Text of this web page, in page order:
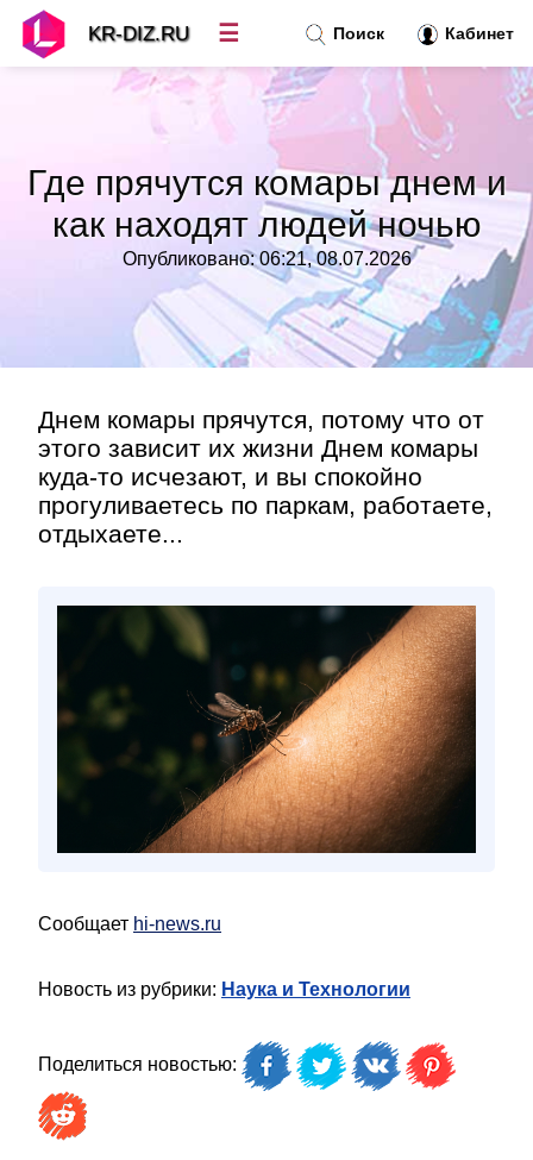
Где прячутся комары днем и
как находят людей ночью
Опубликовано: 06:21, 08.07.2026
Днем комары прячутся, потому что от
этого зависит их жизни Днем комары
куда-то исчезают, и вы спокойно
прогуливаетесь по паркам, работаете,
отдыхаете...
Сообщает hi-news.ru
Новость из рубрики: Наука и Технологии
Поделиться новостью:
Поиск Кабинет
KR-DIZ.RU ☰
Топ новостей»
»
»
Контакт»